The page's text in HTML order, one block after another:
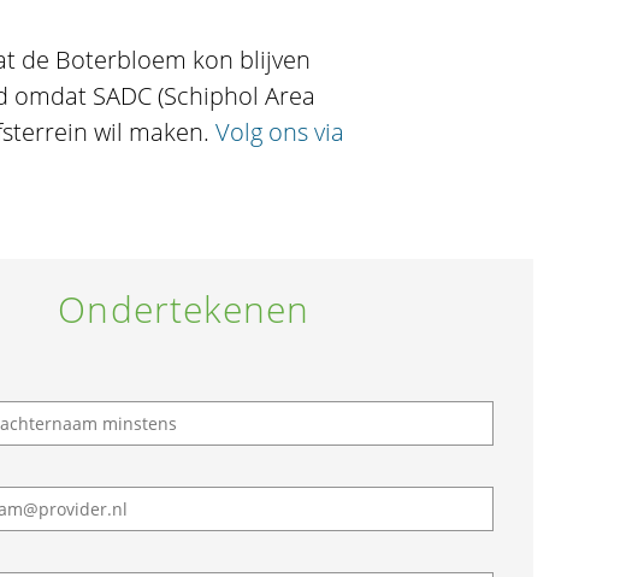
de Boterbloem kon blijven
SADC (Schiphol Area
wil maken. Volg ons via
Ondertekenen